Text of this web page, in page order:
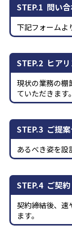
STEP.1 問い
下記フォームよ
STEP.2 ヒア
現状の業務の棚
ていただきます。
STEP.3 ご提
あるべき姿を設
STEP.4 ご契約
契約締結後、速
ます。